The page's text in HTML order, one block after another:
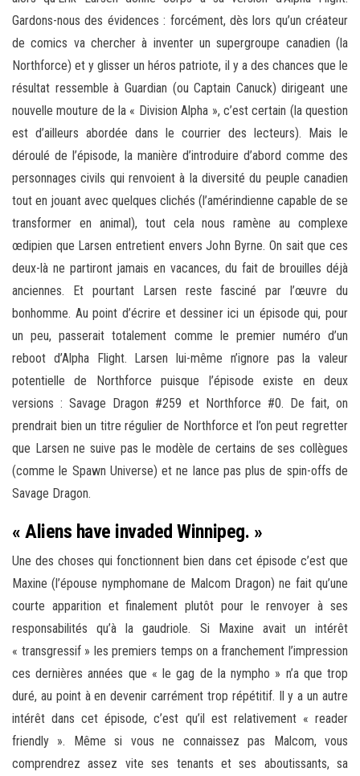
Gardons-nous des évidences : forcément, dès lors qu’un créateur
de comics va chercher à inventer un supergroupe canadien (la
Northforce) et y glisser un héros patriote, il y a des chances que le
résultat ressemble à Guardian (ou Captain Canuck) dirigeant une
nouvelle mouture de la « Division Alpha », c’est certain (la question
est d’ailleurs abordée dans le courrier des lecteurs). Mais le
déroulé de l’épisode, la manière d’introduire d’abord comme des
personnages civils qui renvoient à la diversité du peuple canadien
tout en jouant avec quelques clichés (l’amérindienne capable de se
transformer en animal), tout cela nous ramène au complexe
œdipien que Larsen entretient envers John Byrne. On sait que ces
deux-là ne partiront jamais en vacances, du fait de brouilles déjà
anciennes. Et pourtant Larsen reste fasciné par l’œuvre du
bonhomme. Au point d’écrire et dessiner ici un épisode qui, pour
un peu, passerait totalement comme le premier numéro d’un
reboot d’Alpha Flight. Larsen lui-même n’ignore pas la valeur
potentielle de Northforce puisque l’épisode existe en deux
versions : Savage Dragon #259 et Northforce #0. De fait, on
prendrait bien un titre régulier de Northforce et l’on peut regretter
que Larsen ne suive pas le modèle de certains de ses collègues
(comme le Spawn Universe) et ne lance pas plus de spin-offs de
Savage Dragon.
« Aliens have invaded Winnipeg. »
Une des choses qui fonctionnent bien dans cet épisode c’est que
Maxine (l’épouse nymphomane de Malcom Dragon) ne fait qu’une
courte apparition et finalement plutôt pour le renvoyer à ses
responsabilités qu’à la gaudriole. Si Maxine avait un intérêt
« transgressif » les premiers temps on a franchement l’impression
ces dernières années que « le gag de la nympho » n’a que trop
duré, au point à en devenir carrément trop répétitif. Il y a un autre
intérêt dans cet épisode, c’est qu’il est relativement « reader
friendly ». Même si vous ne connaissez pas Malcom, vous
comprendrez assez vite ses tenants et ses aboutissants, sa